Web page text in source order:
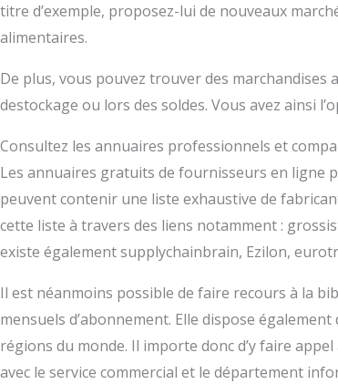
titre d’exemple, proposez-lui de nouveaux
alimentaires.
De plus, vous pouvez trouver des marchandises
destockage ou lors des soldes. Vous avez ainsi
Consultez les annuaires professionnels et
Les annuaires gratuits de fournisseurs en ligne
peuvent contenir une liste exhaustive de
cette liste à travers des liens notamment :
existe également supplychainbrain, Ezilon,
Il est néanmoins possible de faire recours à la
mensuels d’abonnement. Elle dispose
régions du monde. Il importe donc d’y faire
avec le service commercial et le département